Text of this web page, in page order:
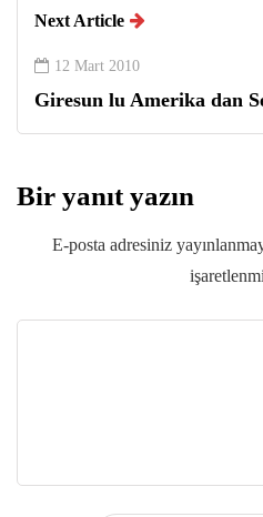
Next Article
12 Mart 2010
Giresun lu Amerika dan
Bir yanıt yazın
E-posta adresiniz